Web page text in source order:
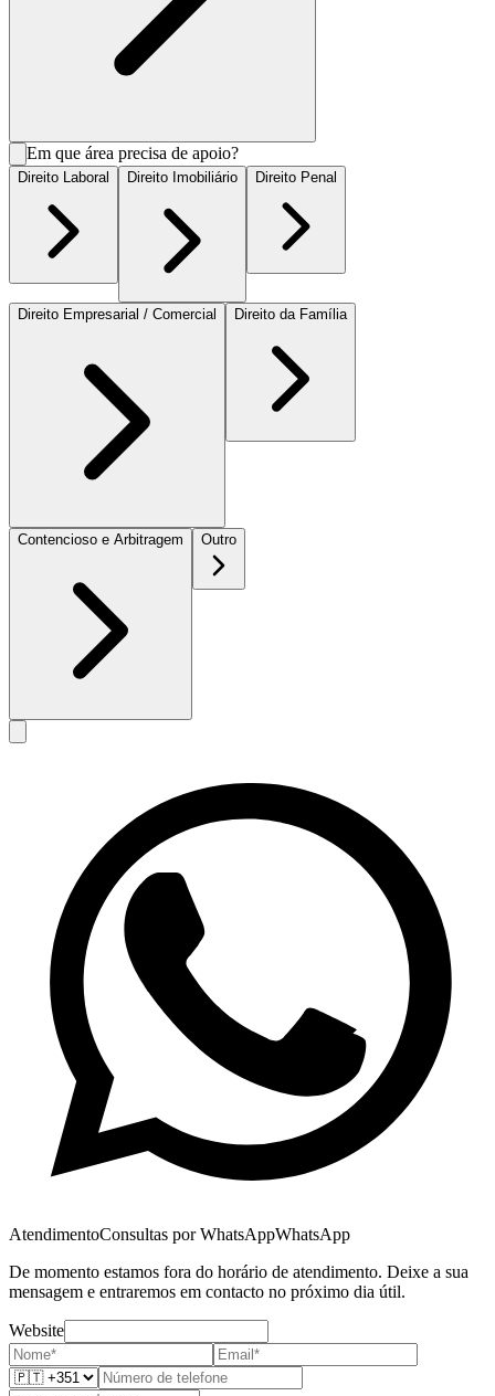
Em que área precisa de apoio?
Direito Laboral Direito Imobiliário Direito Penal
Direito Empresarial / Comercial Direito da Família
Contencioso e Arbitragem Outro
AtendimentoConsultas por WhatsAppWhatsApp
De momento estamos fora do horário de atendimento. Deixe a sua
mensagem e entraremos em contacto no próximo dia útil.
Website